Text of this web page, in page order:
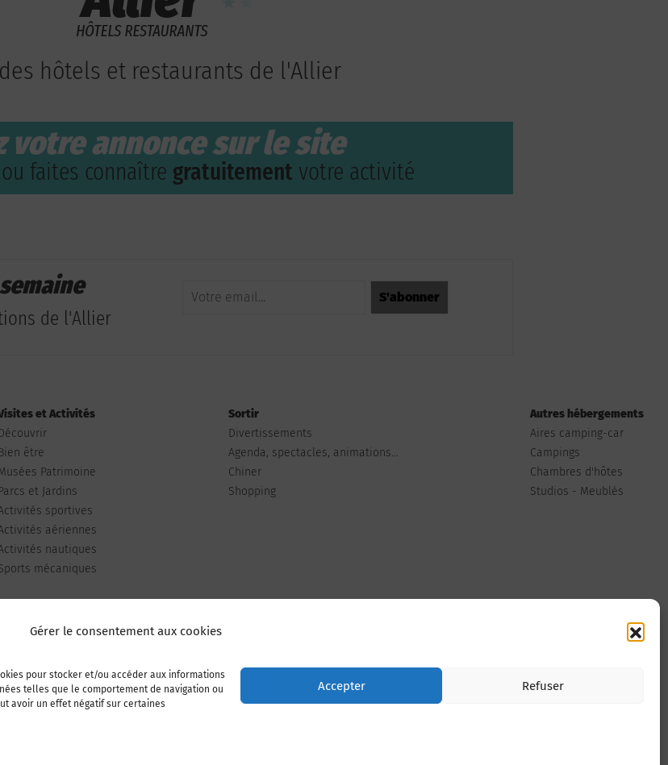
Gérer le consentement aux cookies
pour stocker et/ou accéder aux informations
telles que le comportement de navigation ou
avoir un effet négatif sur certaines
Accepter Refuser
hôtels et restaurants de l'Allier
votre annonce sur le site
faites connaître gratuitement votre activité
de l'Allier
et Activités
être
Patrimoine
et Jardins
sportives
aériennes
nautiques
mécaniques
Sortir
Divertissements
Agenda, spectacles, animations...
Chiner
Shopping
Autres hébergements
Aires camping-car
Campings
Chambres d'hôtes
Studios - Meublés
votre annonce Adhérer à l’association Nous contacter